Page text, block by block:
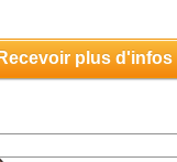
Recevoir plus d'infos